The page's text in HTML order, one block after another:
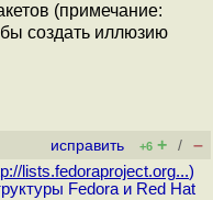
(примечание:
создать иллюзию
исправить +6 + / –
lists.fedoraproject.org...)
Fedora и Red Hat